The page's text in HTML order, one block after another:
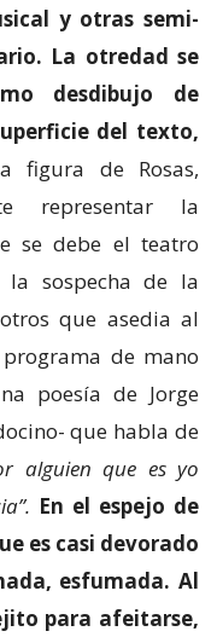
y otras semi-
La otredad se
desdibujo de
del texto,
figura de Rosas,
representar la
se debe el teatro
sospecha de la
que asedia al
de mano
poesía de Jorge
que habla de
alguien que es yo
En el espejo de
es casi devorado
esfumada. Al
para afeitarse,